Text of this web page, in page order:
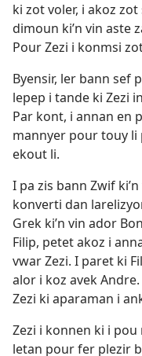
ki zot voler, i akoz
dimoun ki’n vin aste
Pour Zezi i konmsi
Byensir, ler bann sef
lepep i tande ki Zezi
Par kont, i annan en
mannyer pour touy
ekout li.
I pa zis bann Zwif
konverti dan
Grek ki’n vin ador
Filip, petet akoz i
vwar Zezi. I paret ki
alor i koz avek
Zezi ki aparaman i
Zezi i konnen ki i
letan pour fer plezir